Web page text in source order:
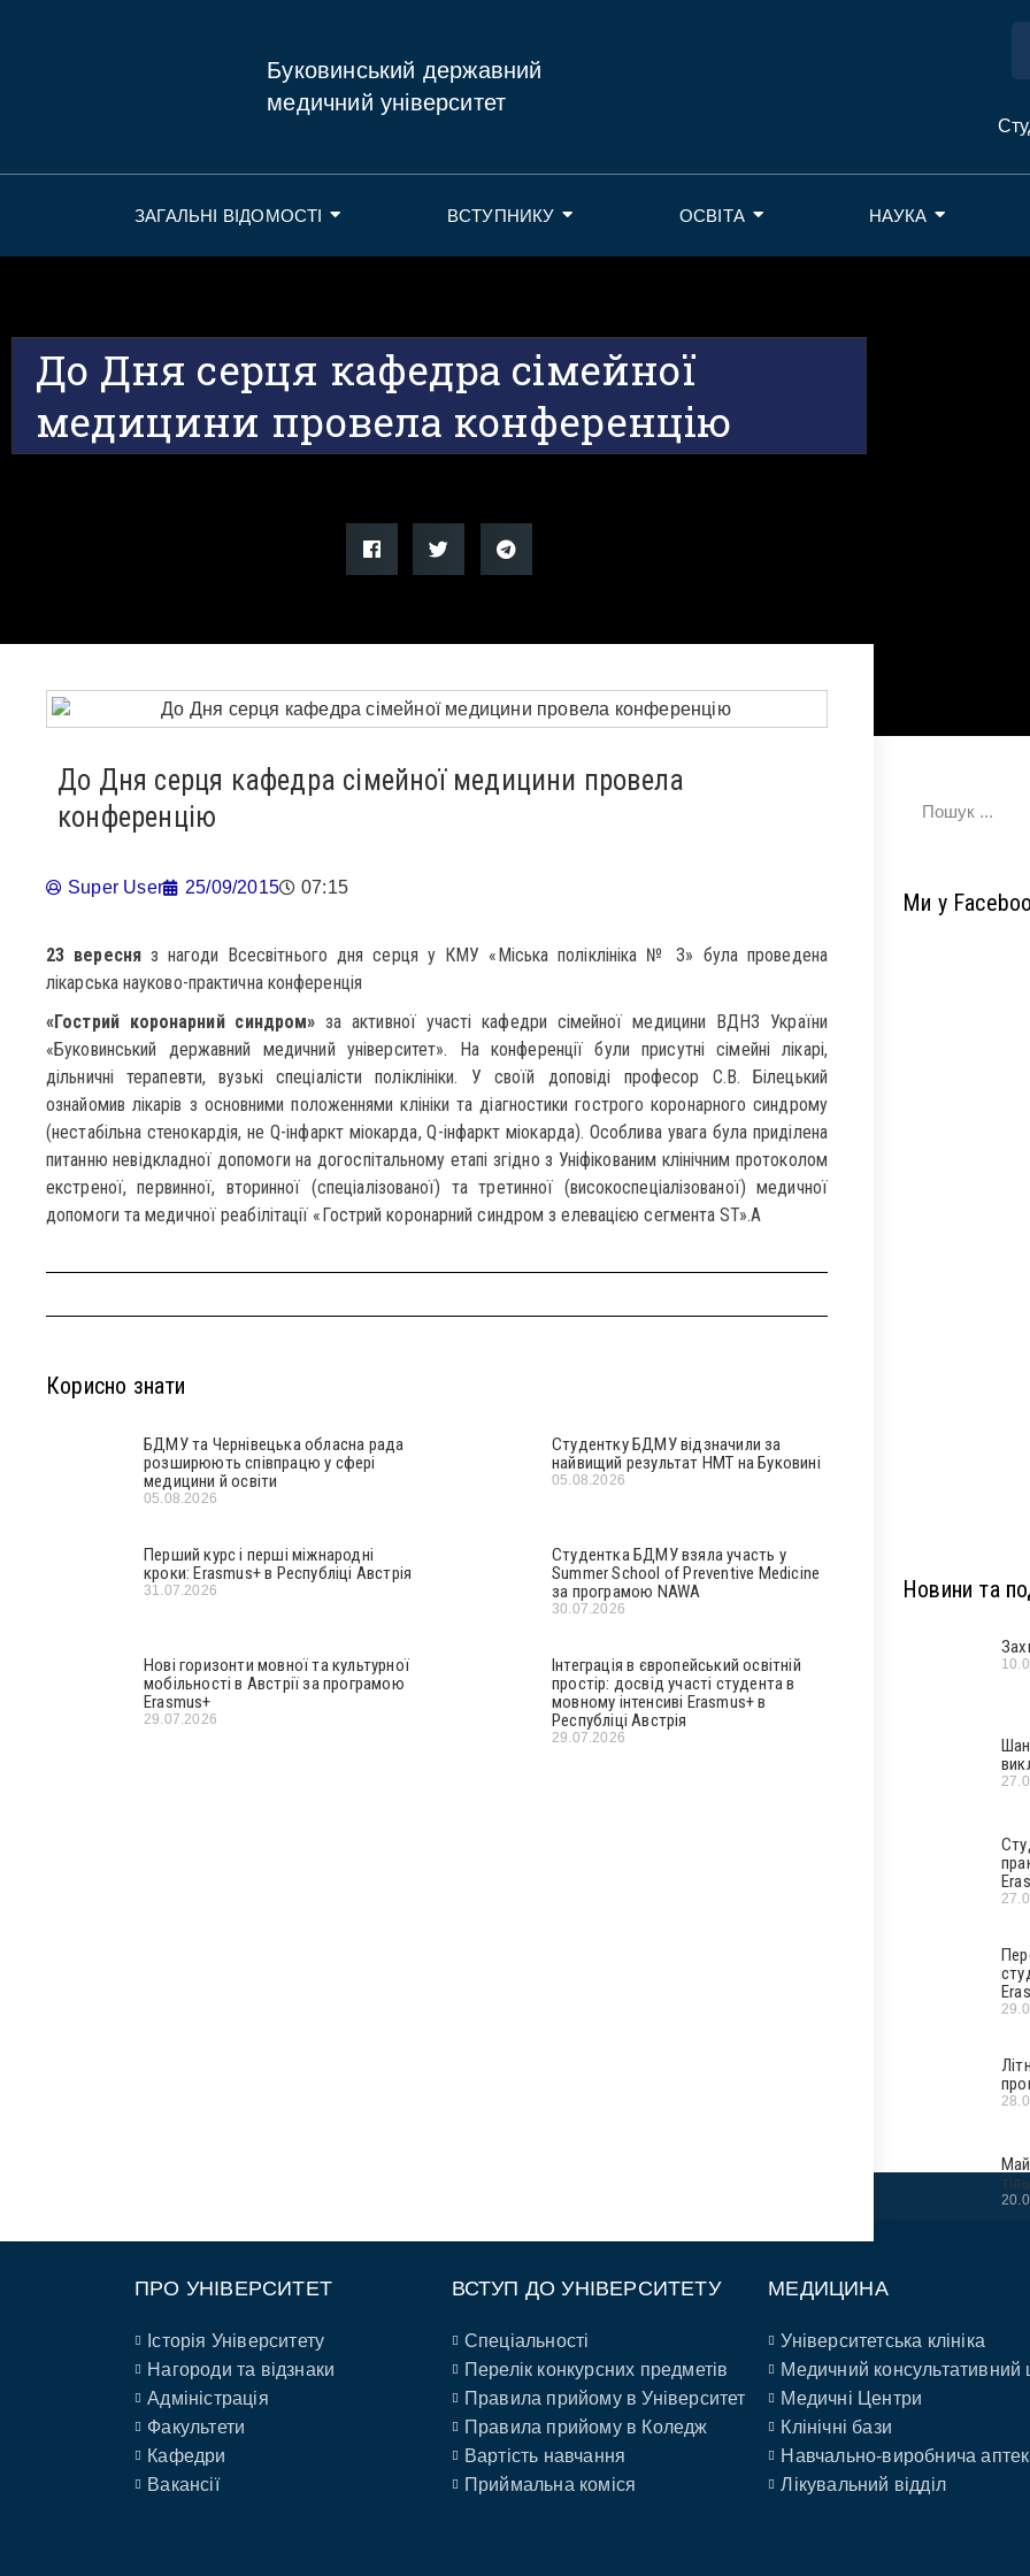
Буковинський державний
медичний університет
ЗАГАЛЬНІ ВІДОМОСТІ ВСТУПНИКУ ОСВІТА НАУКА
До Дня серця кафедра сімейної
медицини провела конференцію
До Дня серця кафедра сімейної медицини провела
конференцію
Super User 25/09/2015 07:15
23 вересня з нагоди Всесвітнього дня серця у КМУ «Міська поліклініка № 3» була проведена
лікарська науково-практична конференція
«Гострий коронарний синдром» за активної участі кафедри сімейної медицини ВДНЗ України
«Буковинський державний медичний університет». На конференції були присутні сімейні лікарі,
дільничні терапевти, вузькі спеціалісти поліклініки. У своїй доповіді професор С.В. Білецький
ознайомив лікарів з основними положеннями клініки та діагностики гострого коронарного синдрому
(нестабільна стенокардія, не Q-інфаркт міокарда, Q-інфаркт міокарда). Особлива увага була приділена
питанню невідкладної допомоги на догоспітальному етапі згідно з Уніфікованим клінічним протоколом
екстреної, первинної, вторинної (спеціалізованої) та третинної (високоспеціалізованої) медичної
допомоги та медичної реабілітації «Гострий коронарний синдром з елевацією сегмента ST».A
Корисно знати
БДМУ та Чернівецька обласна рада
розширюють співпрацю у сфері
медицини й освіти
05.08.2026
Студентку БДМУ відзначили за
найвищий результат НМТ на Буковині
05.08.2026
Перший курс і перші міжнародні
кроки: Erasmus+ в Республіці Австрія
31.07.2026
Студентка БДМУ взяла участь у
Summer School of Preventive Medicine
за програмою NAWA
30.07.2026
Нові горизонти мовної та культурної
мобільності в Австрії за програмою
Erasmus+
29.07.2026
Інтеграція в європейський освітній
простір: досвід участі студента в
мовному інтенсиві Erasmus+ в
Республіці Австрія
29.07.2026
Ми у
Новини та
ПРО УНІВЕРСИТЕТ
Історія Університету
Нагороди та відзнаки
Адміністрація
Факультети
Кафедри
Вакансії
ВСТУП ДО УНІВЕРСИТЕТУ
Спеціальності
Перелік конкурсних предметів
Правила прийому в Університет
Правила прийому в Коледж
Вартість навчання
Приймальна коміся
МЕДИЦИНА
Університетська клініка
Медичний консультативний
Медичні Центри
Клінічні бази
Навчально-виробнича
Лікувальний відділ